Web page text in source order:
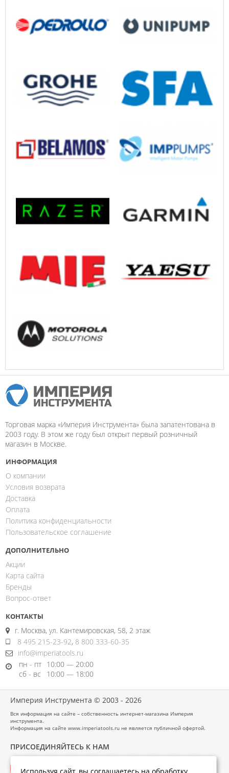
Торговая марка «Империя Инструмента» была запатентована в
2003 году. В этом же году был открыт первый розничный
магазин в Москве.
ИНФОРМАЦИЯ
О компании
Условия возврата
Доставка
Оплата
Политика конфиденциальности
Пользовательское соглашение
ДОПОЛНИТЕЛЬНО
Акции
Карта сайта
Бренды
Вопрос-ответ
КОНТАКТЫ
г. Москва, ул. Кантемировская, 58, 2 этаж
8 495 215-23-92, 8 800 333-60-35
info@imperiatools.ru
пн - пт 10:00 — 20:00
сб - вс
10:00 — 18:00
Империя Инструмента © 2003 - 2026
Вся информация на сайте – собственность интернет-магазина Империя
инструмента.
Информация на сайте www.imperiatools.ru не является публичной офертой.
ПРИСОЕДИНЯЙТЕСЬ К НАМ